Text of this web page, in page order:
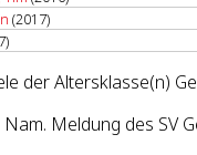
(2017)
der Altersklasse(n)
Meldung des SV